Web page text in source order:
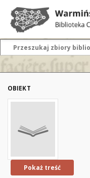
OBIEKT
Pokaż treść